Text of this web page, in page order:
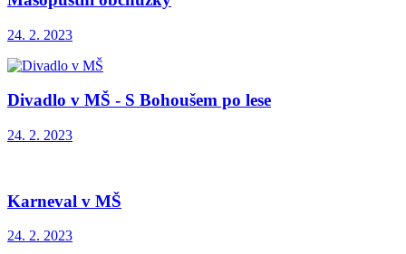
24. 2. 2023
Divadlo v MŠ - S Bohoušem po lese
24. 2. 2023
Karneval v MŠ
24. 2. 2023